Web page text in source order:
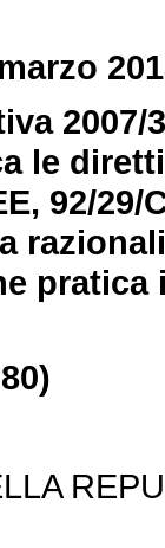
2007/
le
92/
pratica